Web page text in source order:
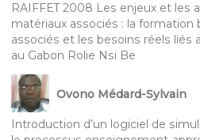
RAIFFET 2008 Les enjeux et les
matériaux associés : la formation
associés et les besoins réels liés
au Gabon Rolie Nsi Be
Ovono Médard-Sylvain
Introduction d’un logiciel de